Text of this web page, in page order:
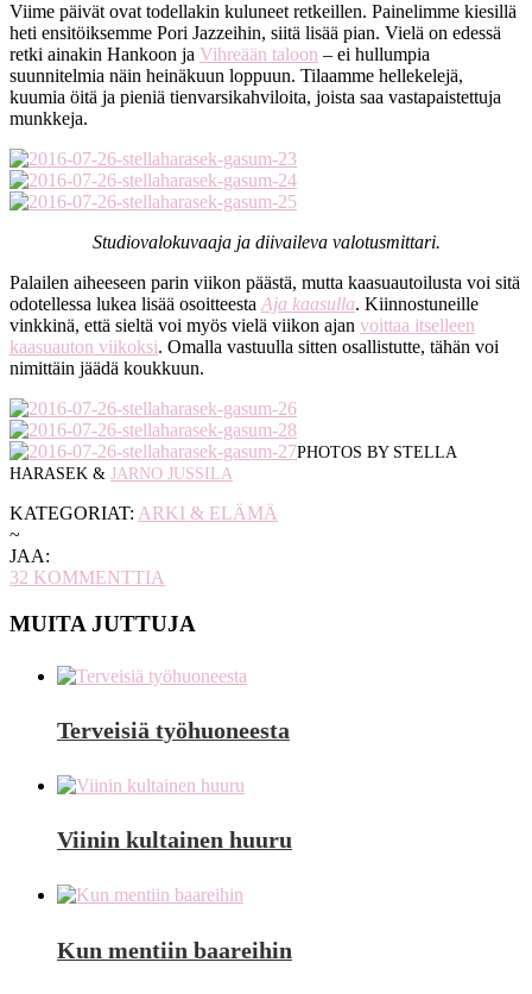
Viime päivät ovat todellakin kuluneet retkeillen. Painelimme kiesillä
heti ensitöiksemme Pori Jazzeihin, siitä lisää pian. Vielä on edessä
retki ainakin Hankoon ja Vihreään taloon – ei hullumpia
suunnitelmia näin heinäkuun loppuun. Tilaamme hellekelejä,
kuumia öitä ja pieniä tienvarsikahviloita, joista saa vastapaistettuja
munkkeja.
Studiovalokuvaaja ja diivaileva valotusmittari.
Palailen aiheeseen parin viikon päästä, mutta kaasuautoilusta voi sitä
odotellessa lukea lisää osoitteesta Aja kaasulla. Kiinnostuneille
vinkkinä, että sieltä voi myös vielä viikon ajan voittaa itselleen
kaasuauton viikoksi. Omalla vastuulla sitten osallistutte, tähän voi
nimittäin jäädä koukkuun.
PHOTOS BY STELLA
HARASEK & JARNO JUSSILA
KATEGORIAT: ARKI & ELÄMÄ
~
JAA:
32 KOMMENTTIA
MUITA JUTTUJA
Terveisiä työhuoneesta
Viinin kultainen huuru
Kun mentiin baareihin